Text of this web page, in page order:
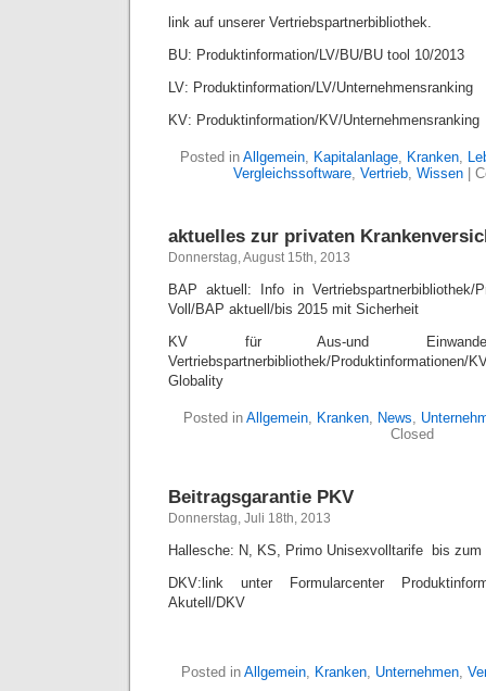
link auf unserer Vertriebspartnerbibliothek.
BU: Produktinformation/LV/BU/BU tool 10/2013
LV: Produktinformation/LV/Unternehmensranking
KV: Produktinformation/KV/Unternehmensranking
Posted in Allgemein, Kapitalanlage, Kranken,
Vergleichssoftware, Vertrieb, Wissen
aktuelles zur privaten
Donnerstag, August 15th, 2013
BAP aktuell: Info in Vertriebspartnerbibliothek/
Voll/BAP aktuell/bis 2015 mit Sicherheit
KV für Aus-und
Vertriebspartnerbibliothek/Produktinformationen/
Globality
Posted in Allgemein, Kranken, News,
Closed
Beitragsgarantie PKV
Donnerstag, Juli 18th, 2013
Hallesche: N, KS, Primo Unisexvolltarife bis zum
DKV:link unter Formularcenter
Akutell/DKV
Posted in Allgemein, Kranken, Unternehmen,